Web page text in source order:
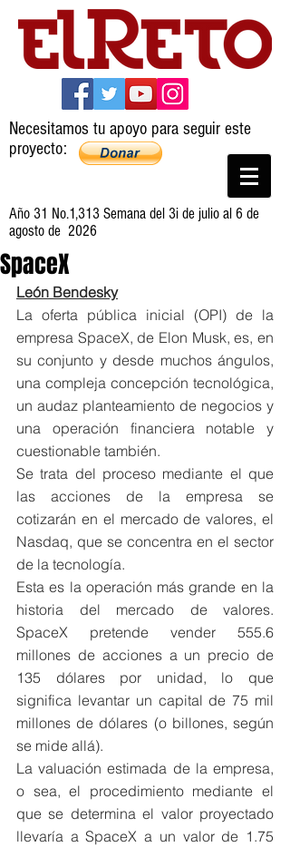
Necesitamos tu apoyo para seguir este
proyecto:
Año 31 No.1,313 Semana del 3i de julio al 6 de
agosto de 2026
SpaceX
León Bendesky
La oferta pública inicial (OPI) de la
empresa SpaceX, de Elon Musk, es, en
su conjunto y desde muchos ángulos,
una compleja concepción tecnológica,
un audaz planteamiento de negocios y
una operación financiera notable y
cuestionable también.
Se trata del proceso mediante el que
las acciones de la empresa se
cotizarán en el mercado de valores, el
Nasdaq, que se concentra en el sector
de la tecnología.
Esta es la operación más grande en la
historia del mercado de valores.
SpaceX pretende vender 555.6
millones de acciones a un precio de
135 dólares por unidad, lo que
significa levantar un capital de 75 mil
millones de dólares (o billones, según
se mide allá).
La valuación estimada de la empresa,
o sea, el procedimiento mediante el
que se determina el valor proyectado
llevaría a SpaceX a un valor de 1.75